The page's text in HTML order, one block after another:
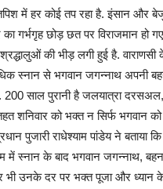
में हर कोई तप रहा है. इंसान और
का गर्भगृह छोड़ छत पर विराजमान
की भीड़ लगी हुई है.
स्नान से भगवान जगन्नाथ अपनी
200 साल पुरानी है जलयात्रा
तहत शनिवार को भक्त न सिर्फ
पुजारी राधेश्याम पांडेय ने
में स्नान के बाद भगवान जगन्नाथ,
भी उनके दर पर भक्त पूजा और